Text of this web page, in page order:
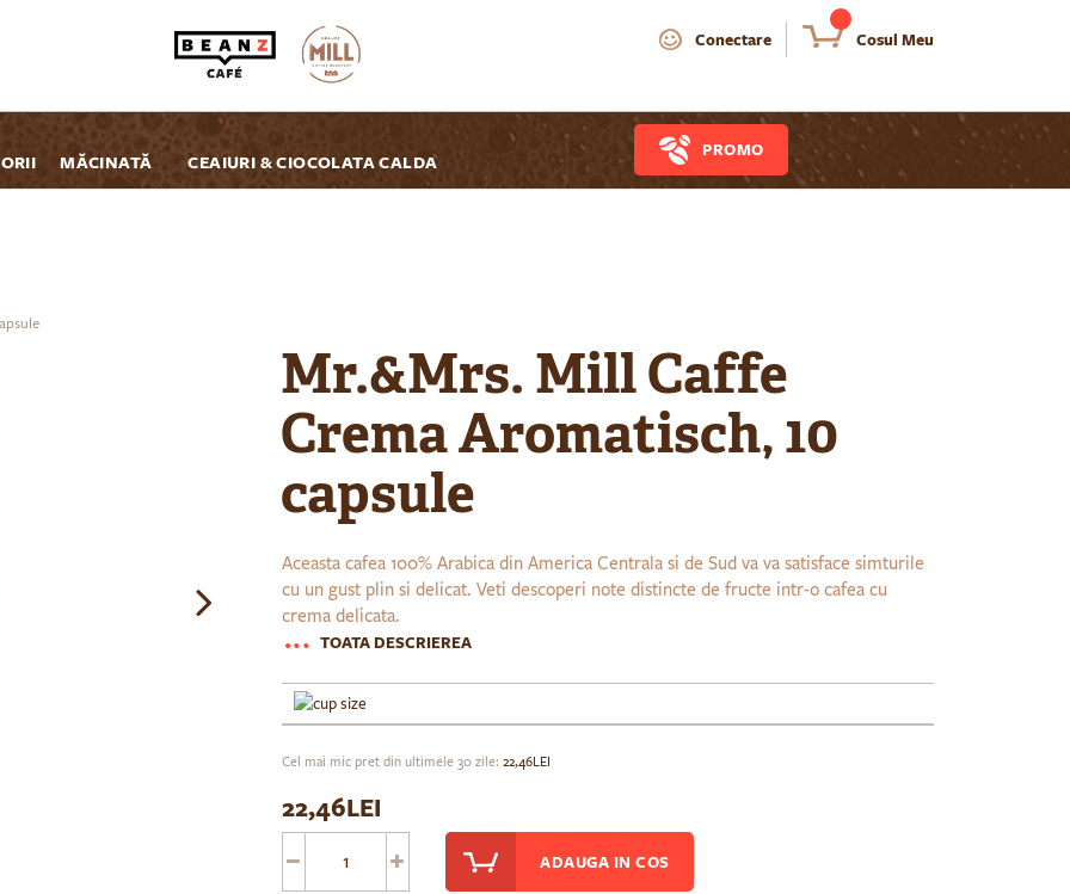
Cosul Meu
Conectare
MĂCINATĂ CEAIURI & CIOCOLATA CALDA
PROMO
Mr.&Mrs. Mill Caffe
Crema Aromatisch, 10
capsule
Aceasta cafea 100% Arabica din America Centrala si de Sud va va satisface simturile
cu un gust plin si delicat. Veti descoperi note distincte de fructe intr-o cafea cu
crema delicata.
TOATA DESCRIEREA
Cel mai mic pret din ultimele 30 zile: 22,46LEI
22,46LEI
ADAUGA IN COS